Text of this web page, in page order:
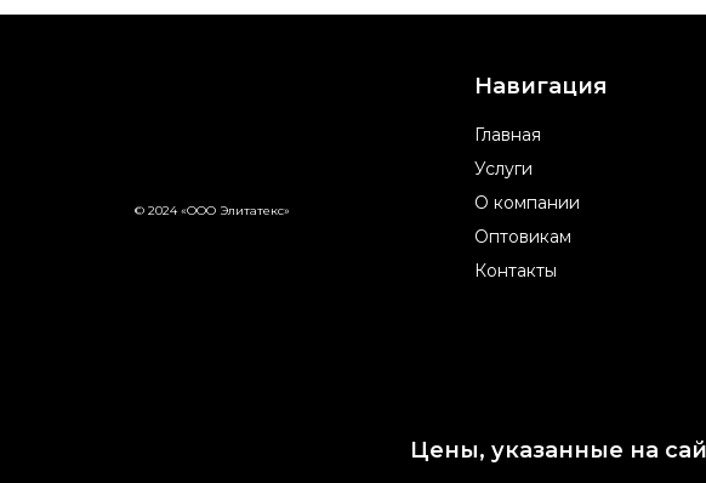
© 2024 «ООО Элитатекс»
Навигация
Главная
Услуги
О компании
Оптовикам
Контакты
Цены, указанные на